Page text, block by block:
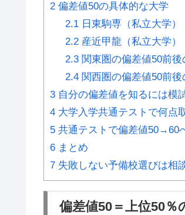
2 偏差値50の具体的な大学
2.1日東駒専（私立大学）
2.2産近甲龍（私立大学）
2.3関東圏の偏差値50前後
2.4関西圏の偏差値50前後
3 自分の偏差値を知るには模
4 大学入学共通テストで何点
5 共通テストで偏差値50→60
6 まとめ
7 失敗しない予備校選びは相
偏差値50＝上位50％